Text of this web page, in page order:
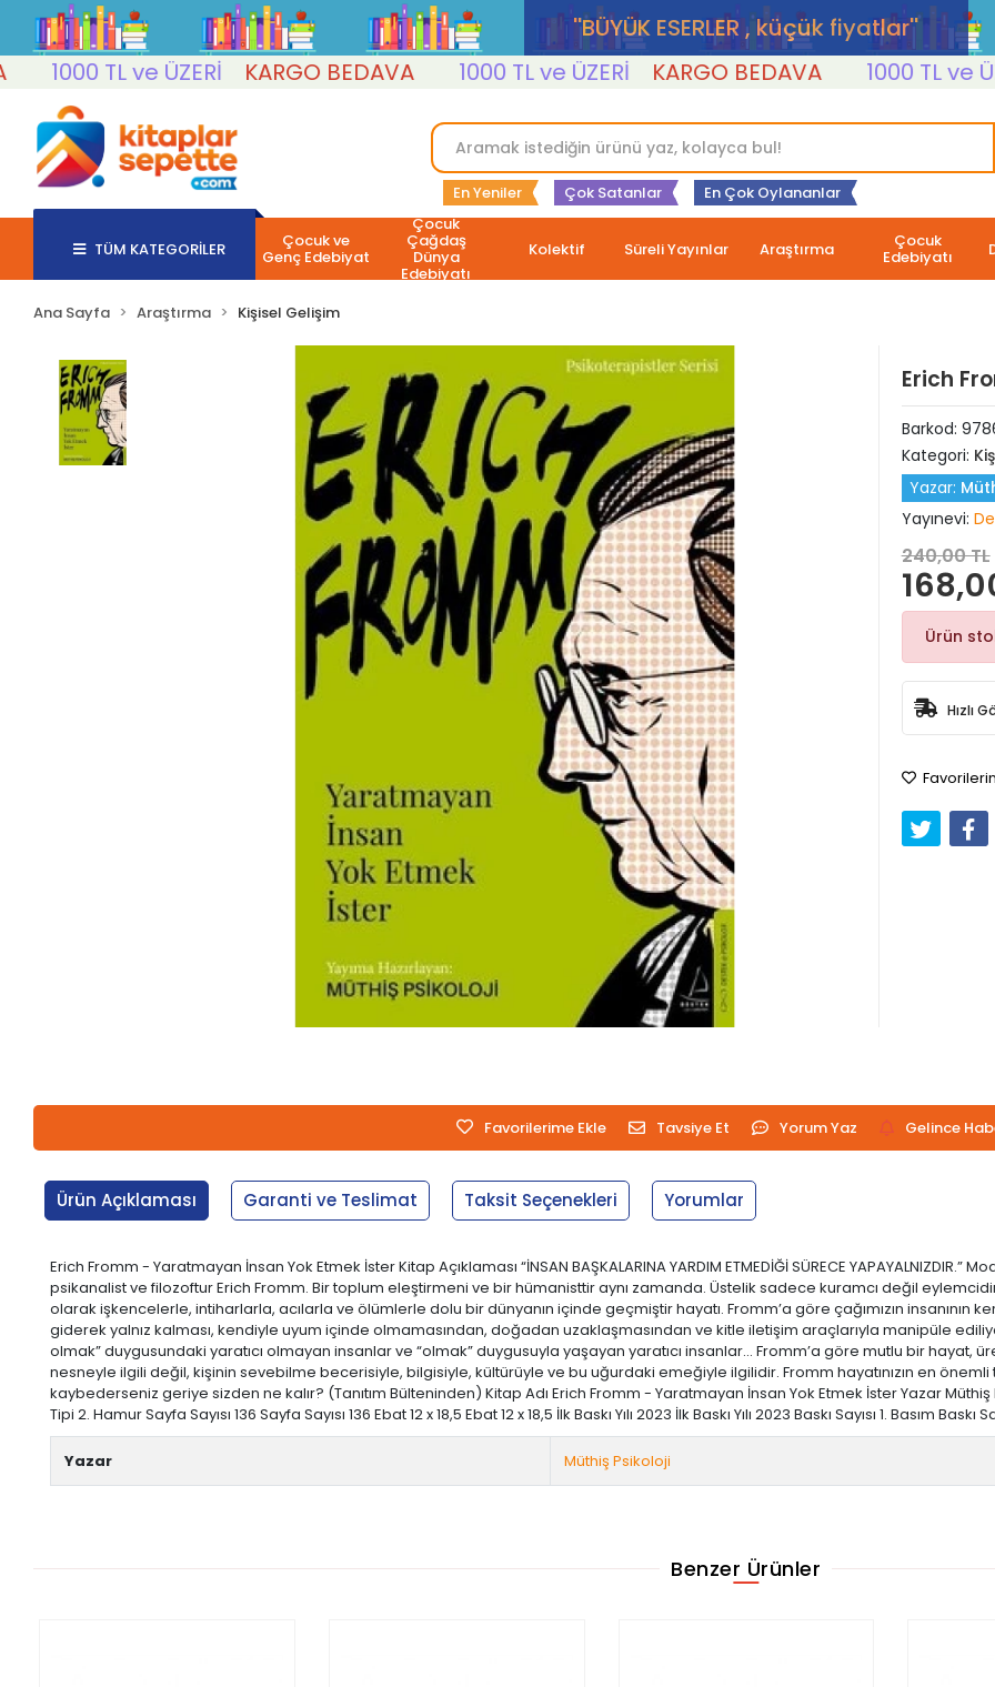
''BÜYÜK ESERLER , küçük fiyatlar''
1000 TL ve ÜZERİ
KARGO BEDAVA 1000 TL ve ÜZERİ KARGO BEDAVA 1000 TL ve ÜZERİ
En Yeniler Çok Satanlar En Çok Oylananlar
TÜM KATEGORİLER Çocuk ve
Genç Edebiyat
Çocuk
Çağdaş
Dünya
Edebiyatı
Kolektif Süreli Yayınlar Araştırma Çocuk
Edebiyatı
Ana Sayfa Araştırma Kişisel Gelişim
Erich
Barkod:
Kategori:
Yazar:
Yayınevi:
240,00 TL
Ürün
Hızlı
Favorilerime Ekle Tavsiye Et Yorum Yaz Gelince
Ürün Açıklaması Garanti ve Teslimat Taksit Seçenekleri Yorumlar
Erich Fromm - Yaratmayan İnsan Yok Etmek İster Kitap Açıklaması “İNSAN BAŞKALARINA YARDIM ETMEDİĞİ SÜRECE
psikanalist ve filozoftur Erich Fromm. Bir toplum eleştirmeni ve bir hümanisttir aynı zamanda. Üstelik sadece kuramcı değil
olarak işkencelerle, intiharlarla, acılarla ve ölümlerle dolu bir dünyanın içinde geçmiştir hayatı. Fromm’a göre çağımızın insanının
giderek yalnız kalması, kendiyle uyum içinde olmamasından, doğadan uzaklaşmasından ve kitle iletişim araçlarıyla manipüle
olmak” duygusundaki yaratıcı olmayan insanlar ve “olmak” duygusuyla yaşayan yaratıcı insanlar... Fromm’a göre mutlu bir
nesneyle ilgili değil, kişinin sevebilme becerisiyle, bilgisiyle, kültürüyle ve bu uğurdaki emeğiyle ilgilidir. Fromm hayatınızın en önemli
kaybederseniz geriye sizden ne kalır? (Tanıtım Bülteninden) Kitap Adı Erich Fromm - Yaratmayan İnsan Yok Etmek İster Yazar Müthiş
Tipi 2. Hamur Sayfa Sayısı 136 Sayfa Sayısı 136 Ebat 12 x 18,5 Ebat 12 x 18,5 İlk Baskı Yılı 2023 İlk Baskı Yılı 2023 Baskı Sayısı 1. Basım
Yazar Müthiş Psikoloji
Benzer Ürünler